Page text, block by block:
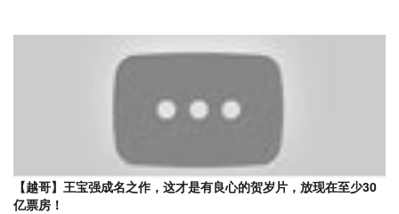
【越哥】王宝强成名之作，这才是有良心的贺岁片，放现在至少30
亿票房！